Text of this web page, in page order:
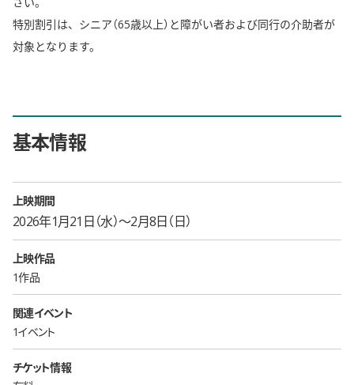
特別割引は、シニア（65歳以上）と障がい者および同行の介助者が
対象となります。
基本情報
上映期間
2026年1月21日（水）〜2月8日（日）
上映作品
1作品
関連イベント
1イベント
チケット情報